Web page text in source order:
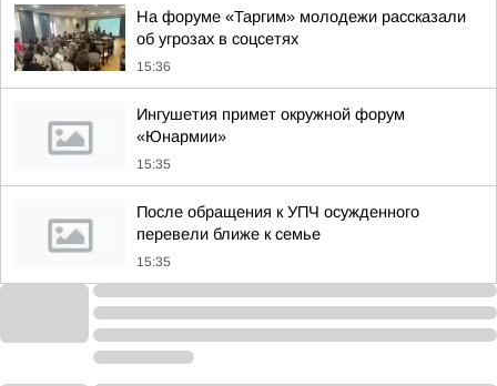
На форуме «Таргим» молодежи рассказали
об угрозах в соцсетях
15:36
Ингушетия примет окружной форум
«Юнармии»
15:35
После обращения к УПЧ осужденного
перевели ближе к семье
15:35